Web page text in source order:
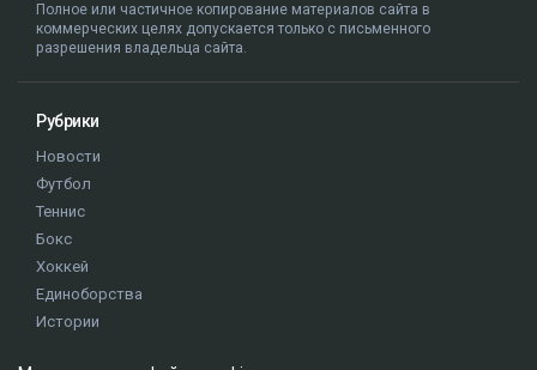
Полное или частичное копирование материалов сайта в
коммерческих целях допускается только с письменного
разрешения владельца сайта.
Рубрики
Новости
Футбол
Теннис
Бокс
Хоккей
Единоборства
Истории